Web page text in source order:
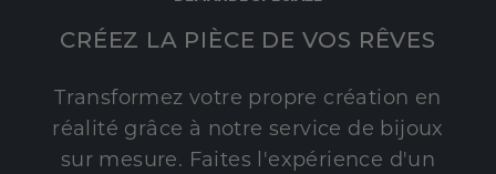
CRÉEZ LA PIÈCE DE VOS RÊVES
Transformez votre propre création en
réalité grâce à notre service de bijoux
sur mesure. Faites l'expérience d'un